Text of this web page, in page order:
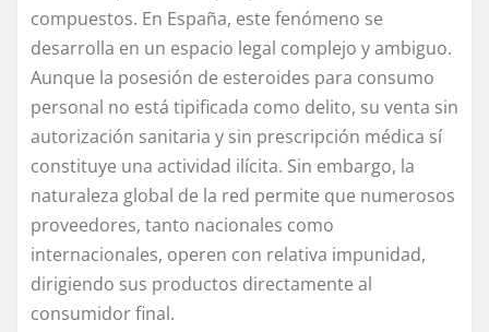
compuestos. En España, este fenómeno se
desarrolla en un espacio legal complejo y ambiguo.
Aunque la posesión de esteroides para consumo
personal no está tipificada como delito, su venta sin
autorización sanitaria y sin prescripción médica sí
constituye una actividad ilícita. Sin embargo, la
naturaleza global de la red permite que numerosos
proveedores, tanto nacionales como
internacionales, operen con relativa impunidad,
dirigiendo sus productos directamente al
consumidor final.